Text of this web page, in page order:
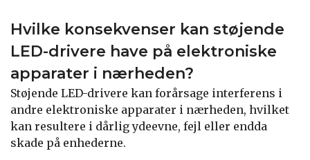
Hvilke konsekvenser kan støjende
LED-drivere have på elektroniske
apparater i nærheden?
Støjende LED-drivere kan forårsage interferens i
andre elektroniske apparater i nærheden, hvilket
kan resultere i dårlig ydeevne, fejl eller endda
skade på enhederne.